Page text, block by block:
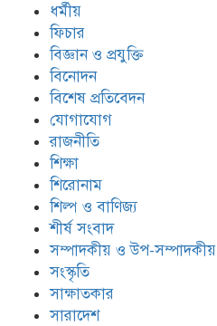
ধর্মীয়
ফিচার
বিজ্ঞান ও প্রযুক্তি
বিনোদন
বিশেষ প্রতিবেদন
যোগাযোগ
রাজনীতি
শিক্ষা
শিরোনাম
শিল্প ও বাণিজ্য
শীর্ষ সংবাদ
সম্পাদকীয় ও উপ-সম্পাদকীয়
সংস্কৃতি
সাক্ষাতকার
সারাদেশ